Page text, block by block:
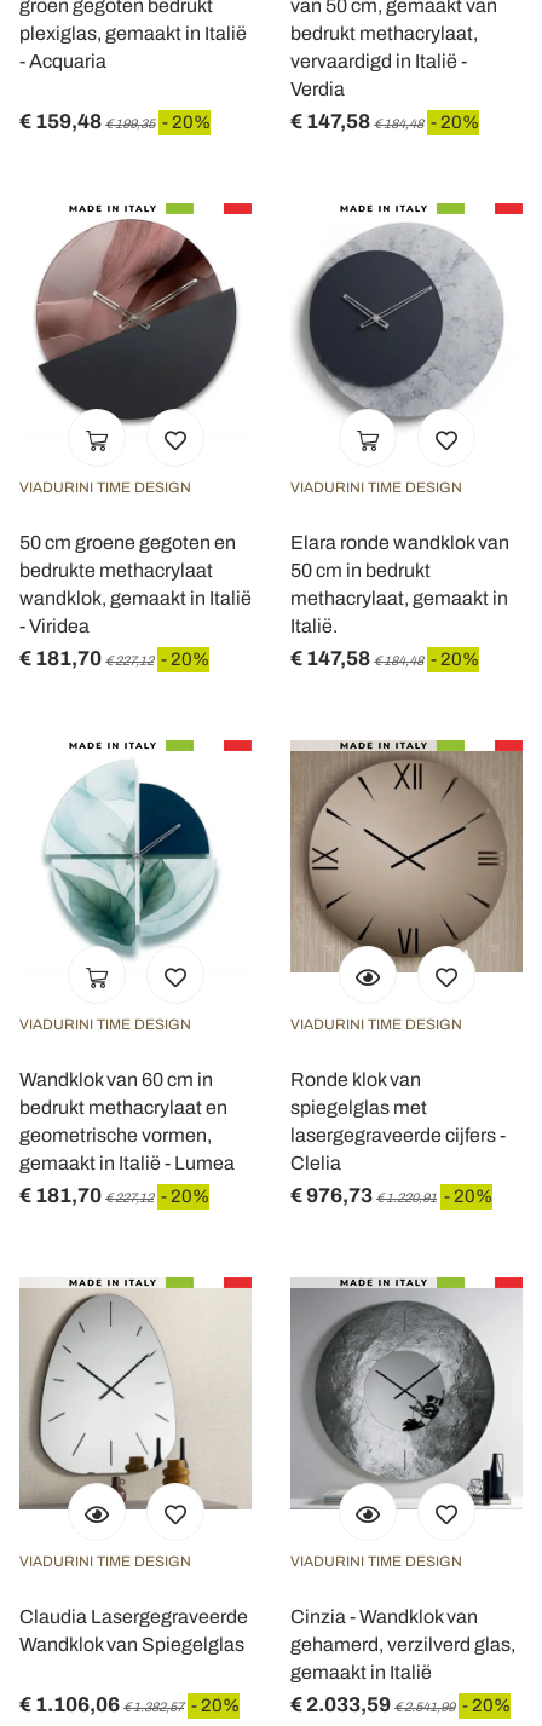
groen gegoten bedrukt
plexiglas, gemaakt in Italië
- Acquaria
€ 159,48 € 199,35 - 20%
van 50 cm, gemaakt van
bedrukt methacrylaat,
vervaardigd in Italië -
Verdia
€ 147,58 € 184,48 - 20%
VIADURINI TIME DESIGN
50 cm groene gegoten en
bedrukte methacrylaat
wandklok, gemaakt in Italië
- Viridea
€ 181,70 € 227,12 - 20%
VIADURINI TIME DESIGN
Elara ronde wandklok van
50 cm in bedrukt
methacrylaat, gemaakt in
Italië.
€ 147,58 € 184,48 - 20%
VIADURINI TIME DESIGN
Wandklok van 60 cm in
bedrukt methacrylaat en
geometrische vormen,
gemaakt in Italië - Lumea
€ 181,70 € 227,12 - 20%
VIADURINI TIME DESIGN
Ronde klok van
spiegelglas met
lasergegraveerde cijfers -
Clelia
€ 976,73 € 1.220,91 - 20%
VIADURINI TIME DESIGN
Claudia Lasergegraveerde
Wandklok van Spiegelglas
€ 1.106,06 € 1.382,57 - 20%
VIADURINI TIME DESIGN
Cinzia - Wandklok van
gehamerd, verzilverd glas,
gemaakt in Italië
€ 2.033,59 € 2.541,99 - 20%